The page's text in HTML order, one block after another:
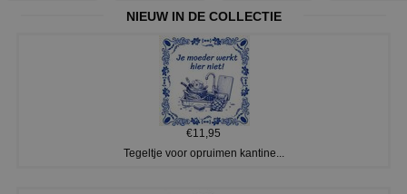
NIEUW IN DE COLLECTIE
€11,95
Tegeltje voor opruimen kantine...